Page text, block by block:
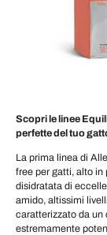
Scopri le linee
perfette del tuo
La prima linea di
free per gatti, alto in
disidratata di
amido, altissimi
caratterizzato da un
estremamente